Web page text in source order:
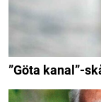
”Göta kanal”-